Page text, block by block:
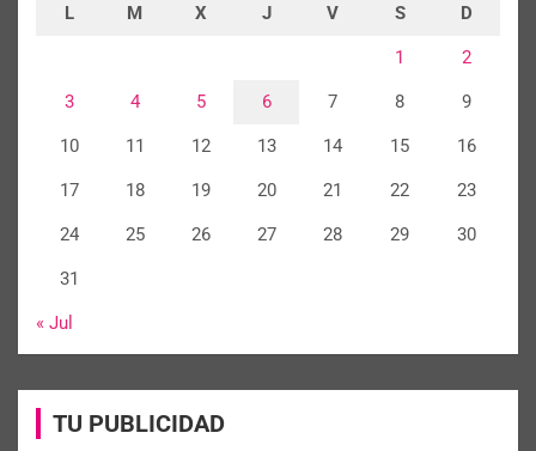
L M X J V S D
1 2
3 4 5 6 7 8 9
10 11 12 13 14 15 16
17 18 19 20 21 22 23
24 25 26 27 28 29 30
31
« Jul
TU PUBLICIDAD